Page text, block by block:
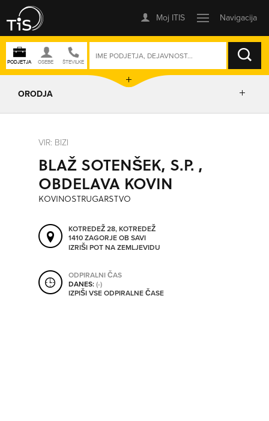
ISKANJE
ORODJA
IZRIŠI POT
POŠLJI SMS
ORODJA
SHRANI V MOJ ITIS
VIR: BIZI
BLAŽ SOTENŠEK, S.P. ,
OBDELAVA KOVIN
KOVINOSTRUGARSTVO
KOTREDEŽ 28, KOTREDEŽ
1410 ZAGORJE OB SAVI
IZRIŠI POT NA ZEMLJEVIDU
ODPIRALNI ČAS
DANES:(-)
IZPIŠI VSE ODPIRALNE ČASE